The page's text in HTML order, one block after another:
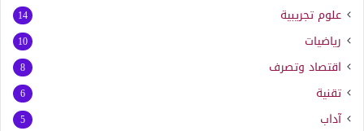
علوم تجريبية 14
رياضيات 10
اقتصاد وتصرف 8
تقنية 6
آداب 5